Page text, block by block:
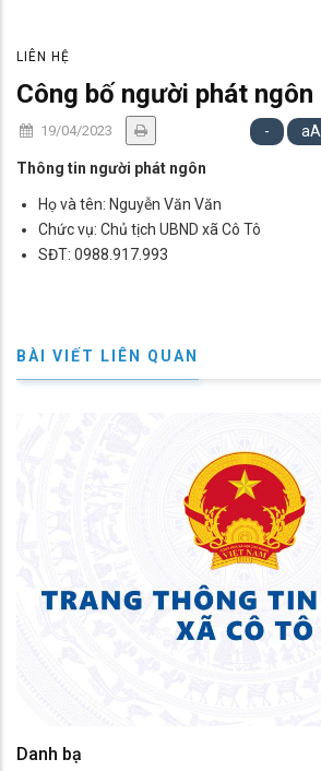
LIÊN HỆ
Công bố người phát ngôn
19/04/2023 - aA
Thông tin người phát ngôn
Họ và tên: Nguyễn Văn Văn
Chức vụ: Chủ tịch UBND xã Cô Tô
SĐT: 0988.917.993
BÀI VIẾT LIÊN QUAN
Danh bạ